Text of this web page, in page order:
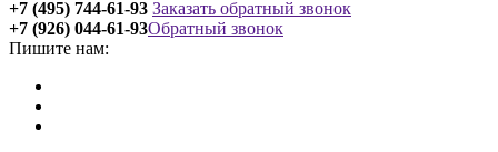
+7 (495) 744-61-93 Заказать обратный звонок
+7 (926) 044-61-93
Пишите нам:
Обратный звонок